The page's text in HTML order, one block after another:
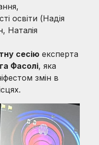
освіти (Надія
Наталія
сесію експерта
Фасолі, яка
змін в